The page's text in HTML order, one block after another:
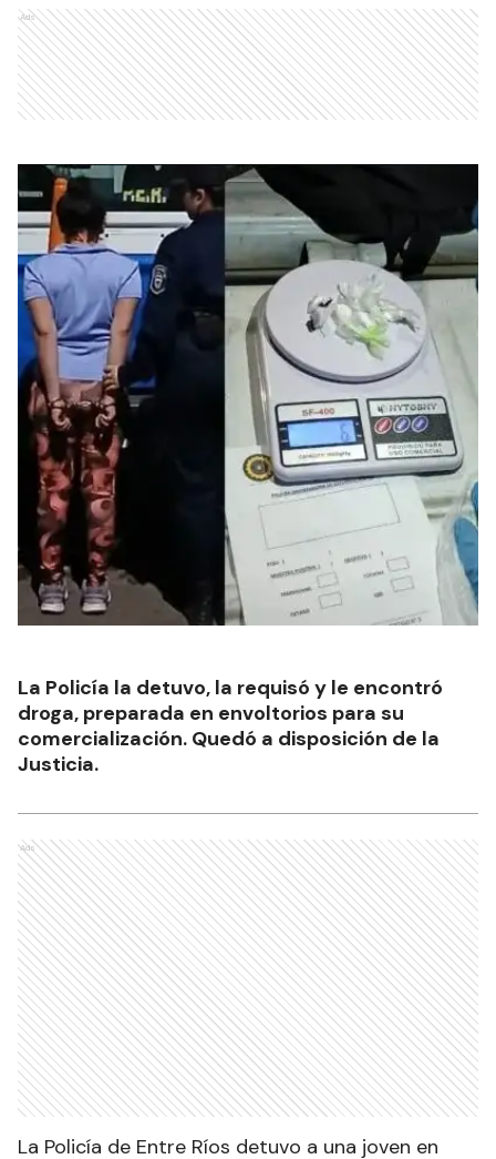
Ads
La Policía la detuvo, la requisó y le encontró
droga, preparada en envoltorios para su
comercialización. Quedó a disposición de la
Justicia.
Ads
La Policía de Entre Ríos detuvo a una joven en